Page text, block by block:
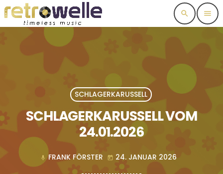
search menu
SCHLAGERKARUSSELL
SCHLAGERKARUSSELL VOM
24.01.2026
mic FRANK FÖRSTER today 24. JANUAR 2026